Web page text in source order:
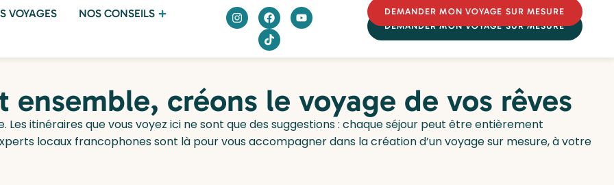
VOYAGES NOS CONSEILS
DEMANDER MON VOYAGE SUR MESURE
DEMANDER MON VOYAGE SUR MESURE
ensemble, créons le voyage de vos rêves
itinéraires que vous voyez ici ne sont que des suggestions : chaque séjour peut être entièrement
locaux francophones sont là pour vous accompagner dans la création d’un voyage sur mesure, à votre